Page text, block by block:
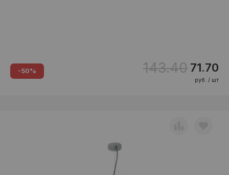
-50% 143.40 71.70
руб. / шт